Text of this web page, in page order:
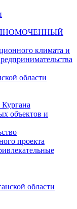
климата и
области
объектов и
проекта
области